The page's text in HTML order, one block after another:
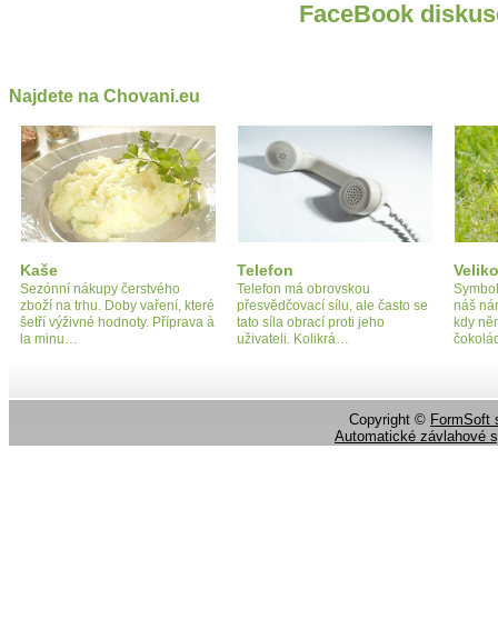
FaceBook
Najdete na Chovani.eu
Kaše
Sezónní nákupy čerstvého
zboží na trhu. Doby vaření, které
šetří výživné hodnoty. Příprava à
la minu…
Telefon
Telefon má obrovskou
přesvědčovací sílu, ale často se
tato síla obrací proti jeho
uživateli. Kolikrá…
náš
kdy
Copyright © FormSoft
Automatické závlahové